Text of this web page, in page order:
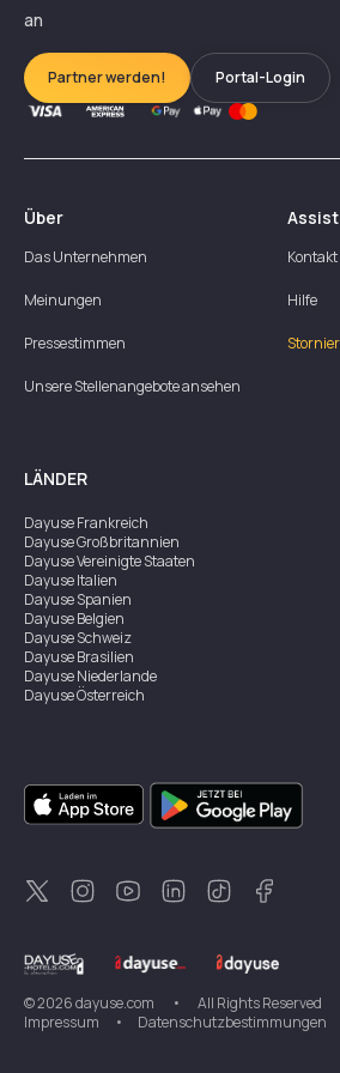
an
Partner werden! Portal-Login
Über
Das Unternehmen
Meinungen
Pressestimmen
Unsere Stellenangebote ansehen
Kontakt
Hilfe
LÄNDER
DayuseFrankreich
DayuseGroßbritannien
DayuseVereinigte Staaten
DayuseItalien
DayuseSpanien
DayuseBelgien
DayuseSchweiz
DayuseBrasilien
DayuseNiederlande
DayuseÖsterreich
DayuseSingapur
DayuseZweden
DayuseThailand
DayuseNeuseeland
DayuseTürkei
©2026dayuse.com •
All Rights Reserved
Impressum
• Datenschutzbestimmungen